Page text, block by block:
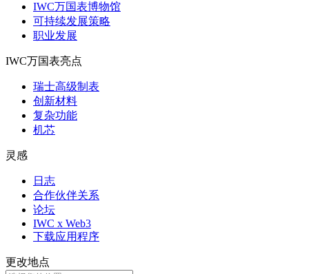
IWC万国表博物馆
可持续发展策略
职业发展
IWC万国表亮点
瑞士高级制表
创新材料
复杂功能
机芯
灵感
日志
合作伙伴关系
论坛
IWC x Web3
下载应用程序
更改地点